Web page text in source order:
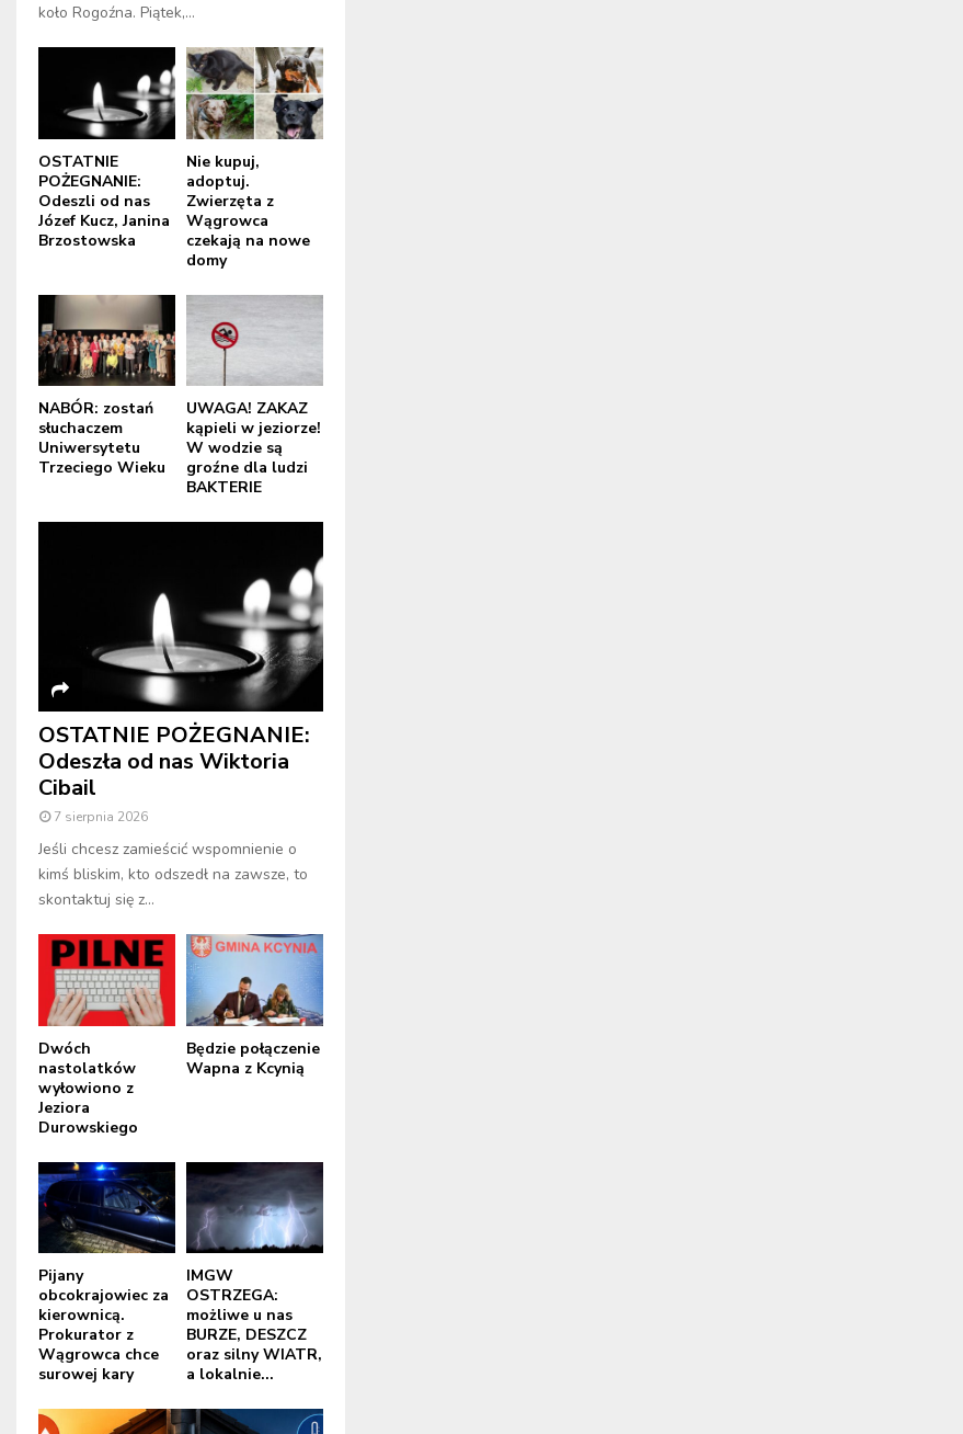
koło Rogoźna. Piątek,...
OSTATNIE
POŻEGNANIE:
Odeszli od nas
Józef Kucz, Janina
Brzostowska
Nie kupuj,
adoptuj.
Zwierzęta z
Wągrowca
czekają na nowe
domy
NABÓR: zostań
słuchaczem
Uniwersytetu
Trzeciego Wieku
UWAGA! ZAKAZ
kąpieli w jeziorze!
W wodzie są
groźne dla ludzi
BAKTERIE
OSTATNIE POŻEGNANIE:
Odeszła od nas Wiktoria
Cibail
7 sierpnia 2026
Jeśli chcesz zamieścić wspomnienie o
kimś bliskim, kto odszedł na zawsze, to
skontaktuj się z...
Dwóch
nastolatków
wyłowiono z
Jeziora
Durowskiego
Będzie połączenie
Wapna z Kcynią
Pijany
obcokrajowiec za
kierownicą.
Prokurator z
Wągrowca chce
surowej kary
IMGW
OSTRZEGA:
możliwe u nas
BURZE, DESZCZ
oraz silny WIATR,
a lokalnie...